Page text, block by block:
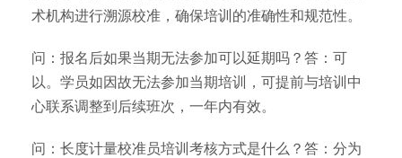
术机构进行溯源校准，确保培训的准确性和规范性。
问：报名后如果当期无法参加可以延期吗？答：可
以。学员如因故无法参加当期培训，可提前与培训中
心联系调整到后续班次，一年内有效。
问：长度计量校准员培训考核方式是什么？答：分为